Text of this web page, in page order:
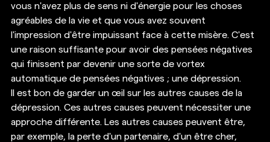
vous n'avez plus de sens ni d'énergie pour les choses
agréables de la vie et que vous avez souvent
l'impression d'être impuissant face à cette misère. C'est
une raison suffisante pour avoir des pensées négatives
qui finissent par devenir une sorte de vortex
automatique de pensées négatives ; une dépression.
Il est bon de garder un œil sur les autres causes de la
dépression. Ces autres causes peuvent nécessiter une
approche différente. Les autres causes peuvent être,
par exemple, la perte d'un partenaire, d'un être cher,